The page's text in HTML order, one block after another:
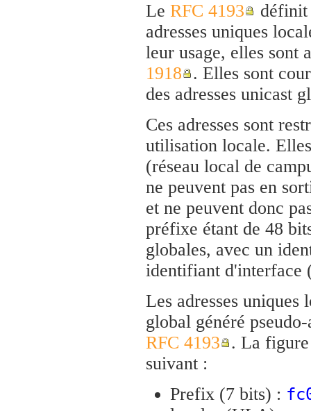
Le RFC 4193
définit
adresses uniques
leur usage, elles sont
1918
. Elles sont
des adresses unicast
Ces adresses sont
utilisation locale.
(réseau local de
ne peuvent pas en
et ne peuvent donc
préfixe étant de 48
globales, avec un
identifiant d'interface
Les adresses
global généré
RFC 4193
. La figure
suivant :
Prefix (7 bits) :